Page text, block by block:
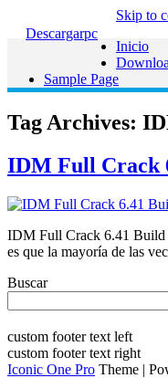
Descargarpc
Skip to
Inicio
Sample Page
Tag Archives:
IDM Full Crack
IDM Full Crack 6.41 Build
es que la mayoría de las
Buscar
custom footer text left
custom footer text right
Iconic One Pro Theme |